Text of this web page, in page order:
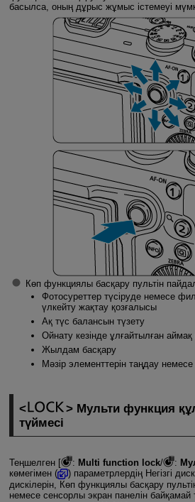
басылса, оның дұрыс жұмыс істемеуі
Көп функциялы басқару пультін
Фотосуреттер түсіруде немесе
үлкейту жақтау қозғалысы
Ақ түс балансын түзету
Ойнату кезінде ұлғайтылған
Жылдам басқару
Мәзір элементтерін таңдау
Мульти функция
түймесі
Теңшелген [ : Multi function lock/ :
көмегімен (
) параметрлердің Негізгі
дискілерін, Көп функциялы басқару
немесе сенсорлы экран панелін байқамай